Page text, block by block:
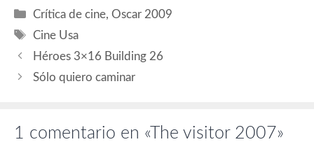
Guy Boyd (Bill), David Zayas
(Eduardo), Debra Monk
Producción: Ted Hope,
Anne Carey y Erica
Categorías
Crítica de cine,Oscar 2009
Etiquetas
Cine Usa
Héroes 3×16 Building 26
Sólo quiero caminar
1 comentario en «The visitor 2007»